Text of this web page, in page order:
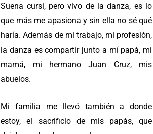
Suena cursi, pero vivo de la danza, es lo
que más me apasiona y sin ella no sé qué
haría. Además de mi trabajo, mi profesión,
la danza es compartir junto a mí papá, mi
mamá, mi hermano Juan Cruz, mis
abuelos.
Mi familia me llevó también a donde
estoy, el sacrificio de mis papás, que